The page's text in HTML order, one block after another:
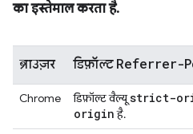
का इस्तेमाल करता है.
ब्राउज़र डिफ़ॉल्ट Referrer-
Chrome डिफ़ॉल्ट वैल्यूstrict-
originहै.